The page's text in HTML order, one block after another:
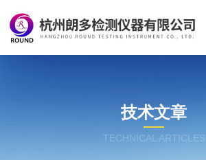
技术文章
TECHNICAL ARTICLES